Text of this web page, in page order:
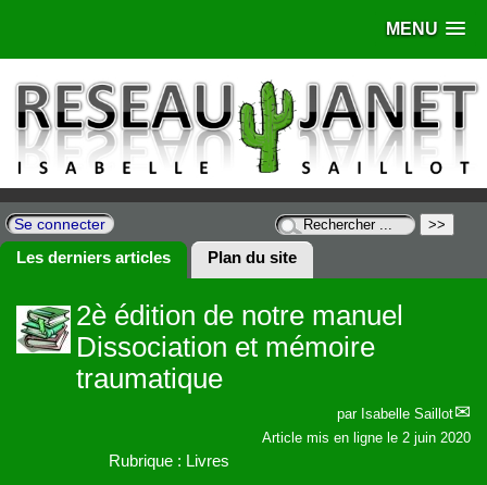
MENU
Se connecter
Les derniers articles Plan du site
2è édition de notre manuel
Dissociation et mémoire
traumatique
par Isabelle Saillot
Article mis en ligne le 2 juin 2020
Rubrique : Livres